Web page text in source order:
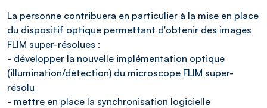
La personne contribuera en particulier à la mise en place
du dispositif optique permettant d'obtenir des images
FLIM super-résolues :
- développer la nouvelle implémentation optique
(illumination/détection) du microscope FLIM super-
résolu
- mettre en place la synchronisation logicielle